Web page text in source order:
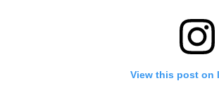
View this post on